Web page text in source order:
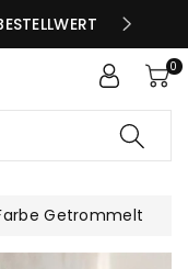
0
Getrommelt